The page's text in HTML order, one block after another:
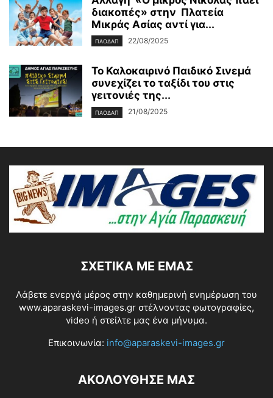
διακοπές» στην Πλατεία
Μικράς Ασίας αντί για...
ΠΑΟΔΑΠ 22/08/2025
Το Καλοκαιρινό Παιδικό Σινεμά
συνεχίζει το ταξίδι του στις
γειτονιές της...
ΠΑΟΔΑΠ 21/08/2025
ΣΧΕΤΙΚΆ ΜΕ ΕΜΆΣ
Λάβετε ενεργά μέρος στην καθημερινή ενημέρωση του
www.aparaskevi-images.gr στέλνοντας φωτογραφίες,
video ή στείλτε μας ένα μήνυμα.
Επικοινωνία: info@aparaskevi-images.gr
ΑΚΟΛΟΥΘΗΣΕ ΜΑΣ